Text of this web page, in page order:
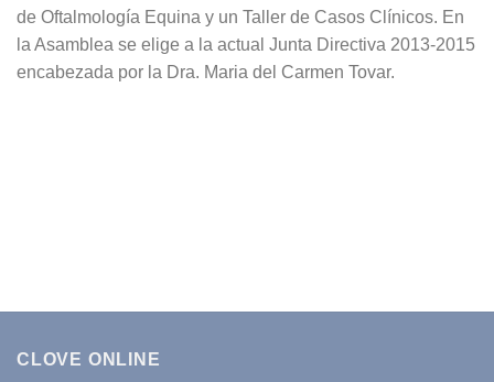
de Oftalmología Equina y un Taller de Casos Clínicos. En
la Asamblea se elige a la actual Junta Directiva 2013-2015
encabezada por la Dra. Maria del Carmen Tovar.
CLOVE ONLINE